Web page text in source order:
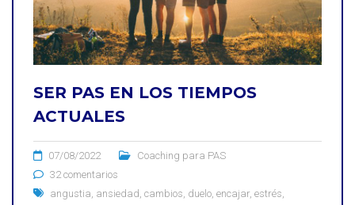
SER PAS EN LOS TIEMPOS
ACTUALES
07/08/2022
Coaching para PAS
32 comentarios
angustia ansiedad cambios duelo encajar, estrés